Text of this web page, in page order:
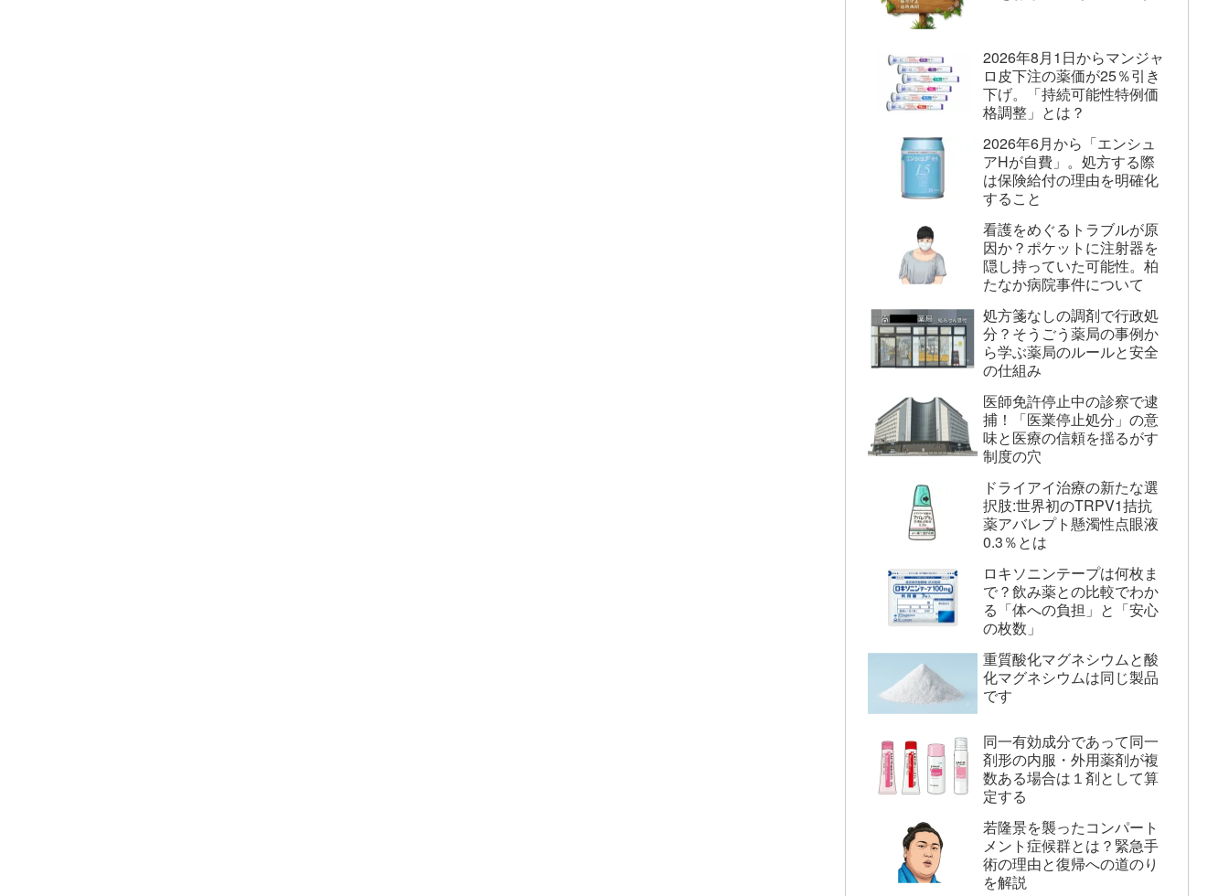
2026年8月1日からマンジャ
ロ皮下注の薬価が25％引き
下げ。「持続可能性特例価
格調整」とは？
2026年6月から「エンシュ
アHが自費」。処方する際
は保険給付の理由を明確化
すること
看護をめぐるトラブルが原
因か？ポケットに注射器を
隠し持っていた可能性。柏
たなか病院事件について
処方箋なしの調剤で行政処
分？そうごう薬局の事例か
ら学ぶ薬局のルールと安全
の仕組み
医師免許停止中の診察で逮
捕！「医業停止処分」の意
味と医療の信頼を揺るがす
制度の穴
ドライアイ治療の新たな選
択肢:世界初のTRPV1拮抗
薬アバレプト懸濁性点眼液
0.3％とは
ロキソニンテープは何枚ま
で？飲み薬との比較でわか
る「体への負担」と「安心
の枚数」
重質酸化マグネシウムと酸
化マグネシウムは同じ製品
です
同一有効成分であって同一
剤形の内服・外用薬剤が複
数ある場合は１剤として算
定する
若隆景を襲ったコンパート
メント症候群とは？緊急手
術の理由と復帰への道のり
を解説